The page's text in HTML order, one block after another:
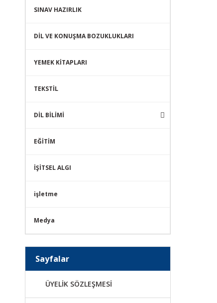
SINAV HAZIRLIK
DİL VE KONUŞMA BOZUKLUKLARI
YEMEK KİTAPLARI
TEKSTİL
DİL BİLİMİ
EĞİTİM
İŞİTSEL ALGI
işletme
Medya
Sayfalar
ÜYELİK SÖZLEŞMESİ